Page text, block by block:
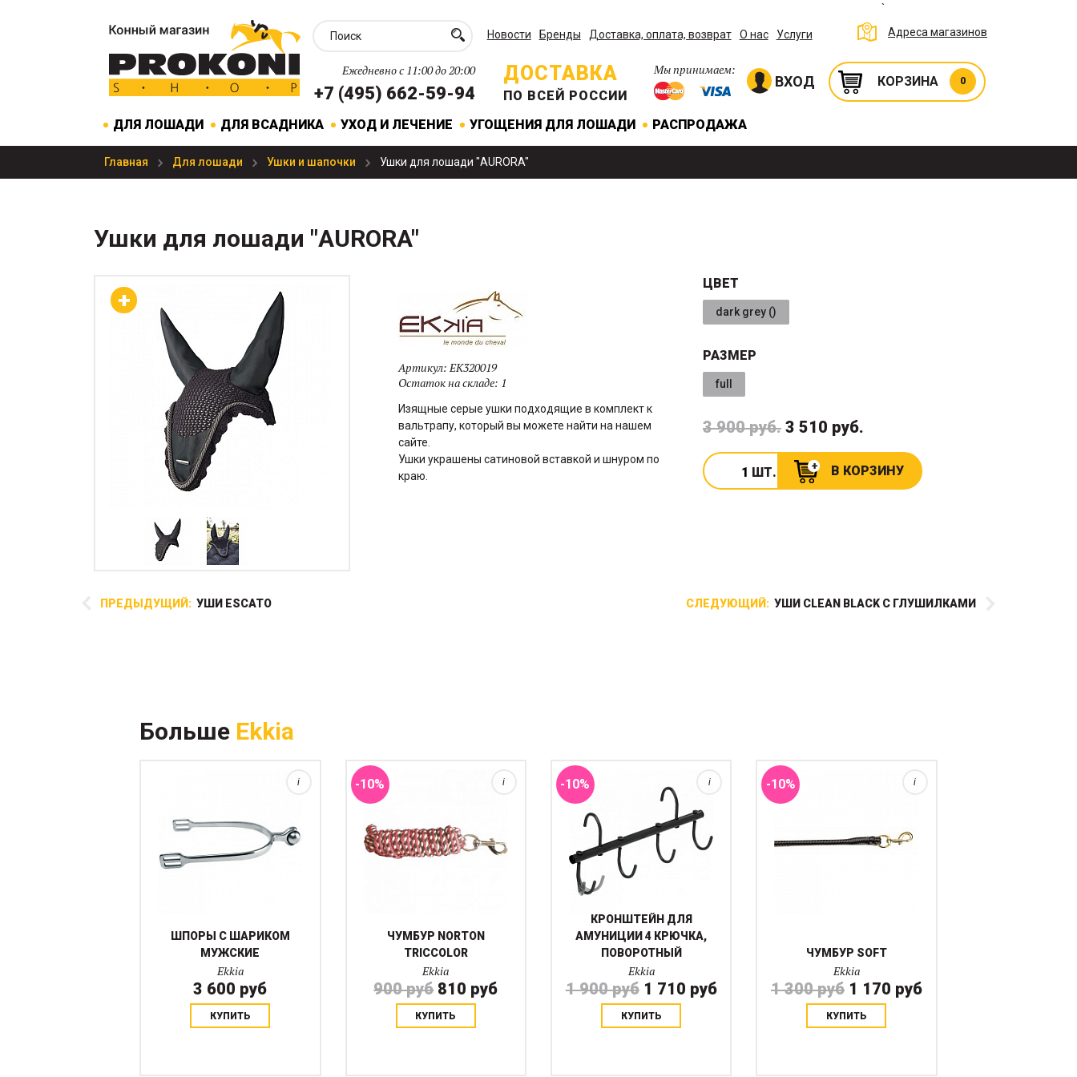
Новости Бренды Доставка, оплата, возврат О нас Услуги
`
Адреса магазинов
Ежедневно с 11:00 до 20:00
+7 (495) 662-59-94
ДОСТАВКА
ПО ВСЕЙ РОССИИ
Мы принимаем:
ВХОД КОРЗИНА 0
ДЛЯ ЛОШАДИ ДЛЯ ВСАДНИКА УХОД И ЛЕЧЕНИЕ УГОЩЕНИЯ ДЛЯ ЛОШАДИ РАСПРОДАЖА
Главная Для лошади Ушки и шапочки Ушки для лошади "AURORA"
Ушки для лошади "AURORA"
Артикул: EK320019
Остаток на складе: 1
Изящные серые ушки подходящие в комплект к
вальтрапу, который вы можете найти на нашем
сайте.
Ушки украшены сатиновой вставкой и шнуром по
краю.
ЦВЕТ
dark grey ()
РАЗМЕР
full
3 900 руб. 3 510 руб.
ШТ. В КОРЗИНУ
ПРЕДЫДУЩИЙ: УШИ ESCATO СЛЕДУЮЩИЙ: УШИ CLEAN BLACK С ГЛУШИЛКАМИ
Больше Ekkia
мягкое и безопасное, в
отличие от фиксированной
ШПОРЫ С ШАРИКОМ
МУЖСКИЕ
Ekkia
3 600 руб
КУПИТЬ
i -10%
ЧУМБУР NORTON
TRICCOLOR
Ekkia
900 руб 810 руб
КУПИТЬ
i -10%
КРОНШТЕЙН ДЛЯ
АМУНИЦИИ 4 КРЮЧКА,
ПОВОРОТНЫЙ
Ekkia
1 900 руб 1 710 руб
КУПИТЬ
i -10%
ЧУМБУР SOFT
Ekkia
1 300 руб 1 170 руб
КУПИТЬ
i